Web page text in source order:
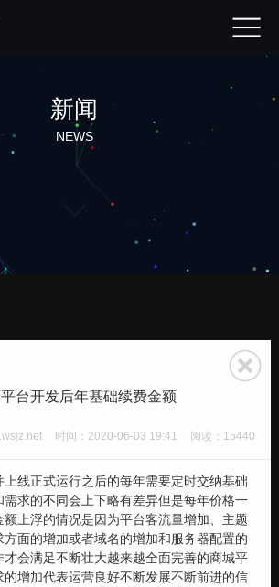
新闻
NEWS
台开发后年基础续费金额
时间：2020-06-03 19:41 阅读：15440
上线正式运行之后的每年需要定时交纳基础
求的不同会上下略有差异但是每年价格一
上浮的情况是因为平台客流量增加、主题
面的增加或者域名的增加和服务器配置的
会满足不断壮大越来越全面完善的商城平
的增加代表运营良好不断发展不断前进的信